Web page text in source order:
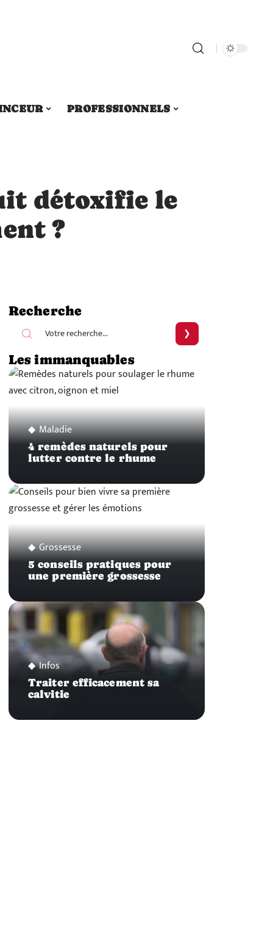
PROFESSIONNELS
détoxifie le
?
Recherche
Les immanquables
Maladie
4 remèdes naturels pour
lutter contre le rhume
Grossesse
5 conseils pratiques pour
une première grossesse
Infos
Traiter efficacement sa
calvitie